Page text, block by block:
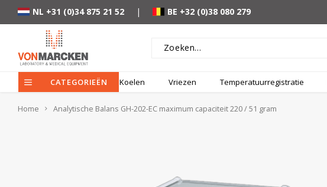
NL +31 (0)34 875 21 52 | BE +32 (0)38 080 279
CATEGORIEËN Koelen Vriezen Temperatuurregistratie
Home Analytische Balans GH-202-EC maximum capaciteit 220 / 51 gram